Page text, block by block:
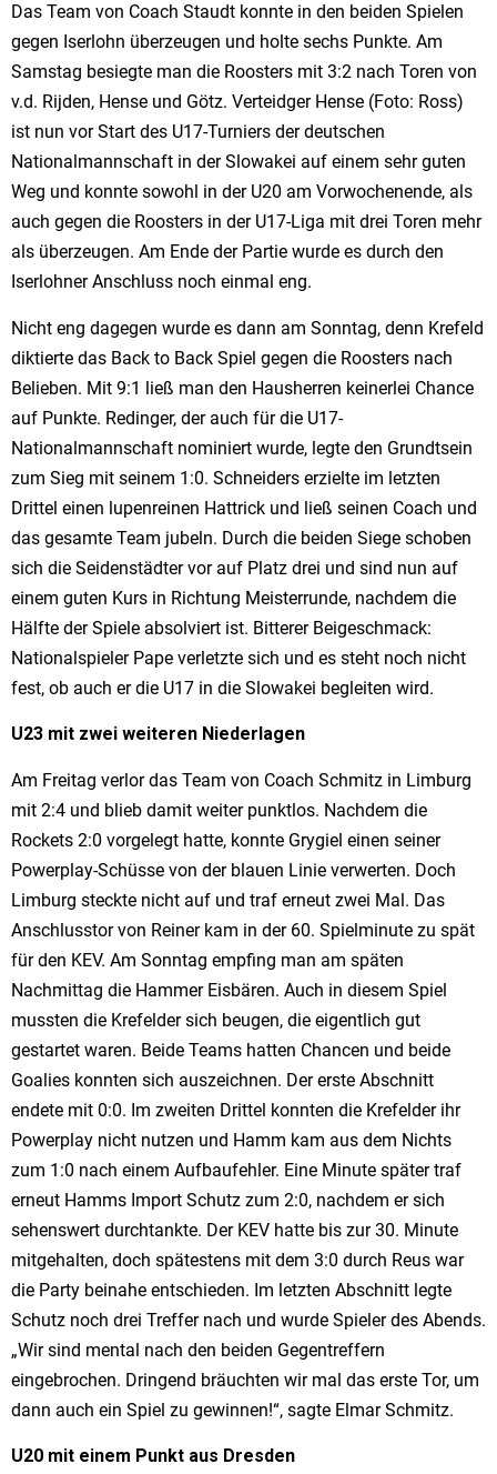
Das Team von Coach Staudt konnte in den beiden Spielen
gegen Iserlohn überzeugen und holte sechs Punkte. Am
Samstag besiegte man die Roosters mit 3:2 nach Toren von
v.d. Rijden, Hense und Götz. Verteidger Hense (Foto: Ross)
ist nun vor Start des U17-Turniers der deutschen
Nationalmannschaft in der Slowakei auf einem sehr guten
Weg und konnte sowohl in der U20 am Vorwochenende, als
auch gegen die Roosters in der U17-Liga mit drei Toren mehr
als überzeugen. Am Ende der Partie wurde es durch den
Iserlohner Anschluss noch einmal eng.
Nicht eng dagegen wurde es dann am Sonntag, denn Krefeld
diktierte das Back to Back Spiel gegen die Roosters nach
Belieben. Mit 9:1 ließ man den Hausherren keinerlei Chance
auf Punkte. Redinger, der auch für die U17-
Nationalmannschaft nominiert wurde, legte den Grundtsein
zum Sieg mit seinem 1:0. Schneiders erzielte im letzten
Drittel einen lupenreinen Hattrick und ließ seinen Coach und
das gesamte Team jubeln. Durch die beiden Siege schoben
sich die Seidenstädter vor auf Platz drei und sind nun auf
einem guten Kurs in Richtung Meisterrunde, nachdem die
Hälfte der Spiele absolviert ist. Bitterer Beigeschmack:
Nationalspieler Pape verletzte sich und es steht noch nicht
fest, ob auch er die U17 in die Slowakei begleiten wird.
U23 mit zwei weiteren Niederlagen
Am Freitag verlor das Team von Coach Schmitz in Limburg
mit 2:4 und blieb damit weiter punktlos. Nachdem die
Rockets 2:0 vorgelegt hatte, konnte Grygiel einen seiner
Powerplay-Schüsse von der blauen Linie verwerten. Doch
Limburg steckte nicht auf und traf erneut zwei Mal. Das
Anschlusstor von Reiner kam in der 60. Spielminute zu spät
für den KEV. Am Sonntag empfing man am späten
Nachmittag die Hammer Eisbären. Auch in diesem Spiel
mussten die Krefelder sich beugen, die eigentlich gut
gestartet waren. Beide Teams hatten Chancen und beide
Goalies konnten sich auszeichnen. Der erste Abschnitt
endete mit 0:0. Im zweiten Drittel konnten die Krefelder ihr
Powerplay nicht nutzen und Hamm kam aus dem Nichts
zum 1:0 nach einem Aufbaufehler. Eine Minute später traf
erneut Hamms Import Schutz zum 2:0, nachdem er sich
sehenswert durchtankte. Der KEV hatte bis zur 30. Minute
mitgehalten, doch spätestens mit dem 3:0 durch Reus war
die Party beinahe entschieden. Im letzten Abschnitt legte
Schutz noch drei Treffer nach und wurde Spieler des Abends.
„Wir sind mental nach den beiden Gegentreffern
eingebrochen. Dringend bräuchten wir mal das erste Tor, um
dann auch ein Spiel zu gewinnen!“, sagte Elmar Schmitz.
U20 mit einem Punkt aus Dresden